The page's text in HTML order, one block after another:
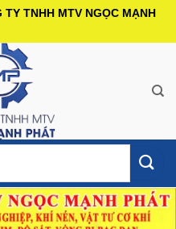
TNHH MTV NGỌC MẠNH